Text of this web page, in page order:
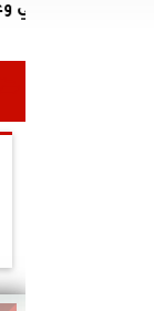
عدلي وعبد